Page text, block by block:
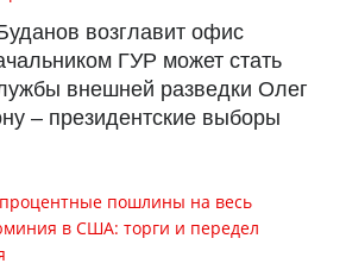
возглавит офис
ГУР может стать
внешней разведки Олег
– президентские выборы